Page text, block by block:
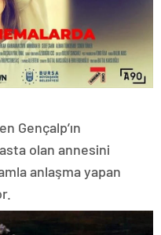
Gençalp’ın
olan annesini
anlaşma yapan